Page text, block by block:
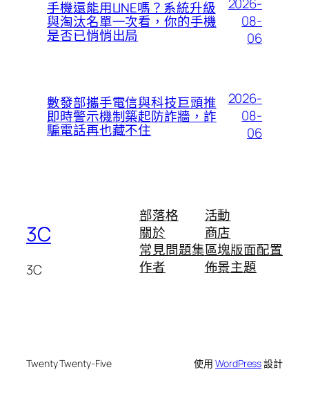
手機還能用LINE嗎？系統升級
與淘汰名單一次看，你的手機
是否已悄悄出局
2026-
08-
06
數發部攜手電信與科技巨頭推
即時警示機制築起防詐牆，詐
騙電話再也藏不住
2026-
08-
06
3C
3C
部落格
關於
常見問題集
作者
活動
商店
區塊版面配置
佈景主題
Twenty Twenty-Five 使用WordPress設計